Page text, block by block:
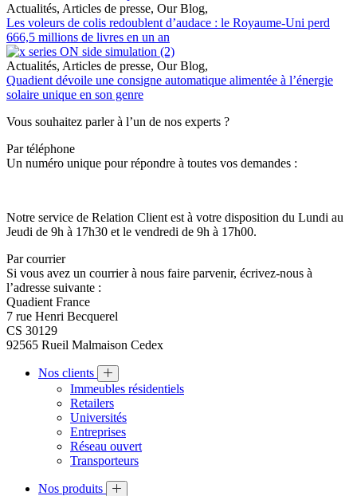
Actualités, Articles de presse, Our Blog,
Les voleurs de colis redoublent d’audace : le Royaume-Uni perd
666,5 millions de livres en un an
Actualités, Articles de presse, Our Blog,
Quadient dévoile une consigne automatique alimentée à l’énergie
solaire unique en son genre
Vous souhaitez parler à l’un de nos experts ?
Par téléphone
Un numéro unique pour répondre à toutes vos demandes :
Notre service de Relation Client est à votre disposition du Lundi au
Jeudi de 9h à 17h30 et le vendredi de 9h à 17h00.
Par courrier
Si vous avez un courrier à nous faire parvenir, écrivez-nous à
l’adresse suivante :
Quadient France
7 rue Henri Becquerel
CS 30129
92565 Rueil Malmaison Cedex
Nos clients
Immeubles résidentiels
Retailers
Universités
Entreprises
Réseau ouvert
Transporteurs
Nos produits